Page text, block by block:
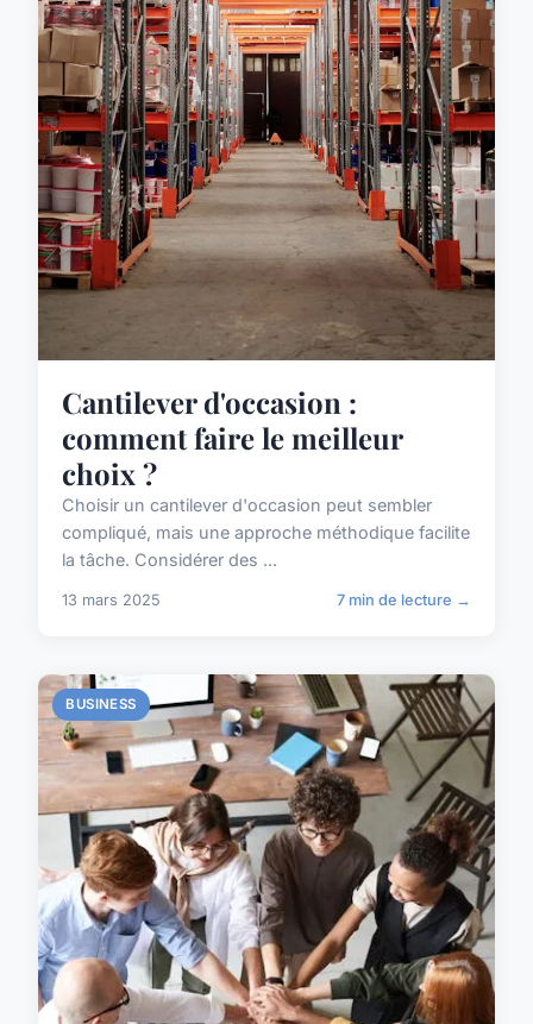
Cantilever d'occasion :
comment faire le meilleur
choix ?
Choisir un cantilever d'occasion peut sembler
compliqué, mais une approche méthodique facilite
la tâche. Considérer des ...
13 mars 2025 7 min de lecture →
BUSINESS